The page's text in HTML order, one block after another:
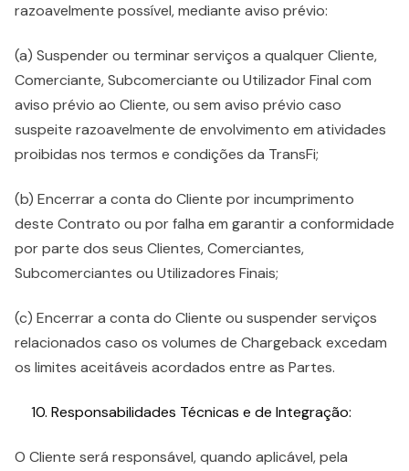
razoavelmente possível, mediante aviso prévio:
(a) Suspender ou terminar serviços a qualquer Cliente,
Comerciante, Subcomerciante ou Utilizador Final com
aviso prévio ao Cliente, ou sem aviso prévio caso
suspeite razoavelmente de envolvimento em atividades
proibidas nos termos e condições da TransFi;
(b) Encerrar a conta do Cliente por incumprimento
deste Contrato ou por falha em garantir a conformidade
por parte dos seus Clientes, Comerciantes,
Subcomerciantes ou Utilizadores Finais;
(c) Encerrar a conta do Cliente ou suspender serviços
relacionados caso os volumes de Chargeback excedam
os limites aceitáveis acordados entre as Partes.
Responsabilidades Técnicas e de Integração:
O Cliente será responsável, quando aplicável, pela